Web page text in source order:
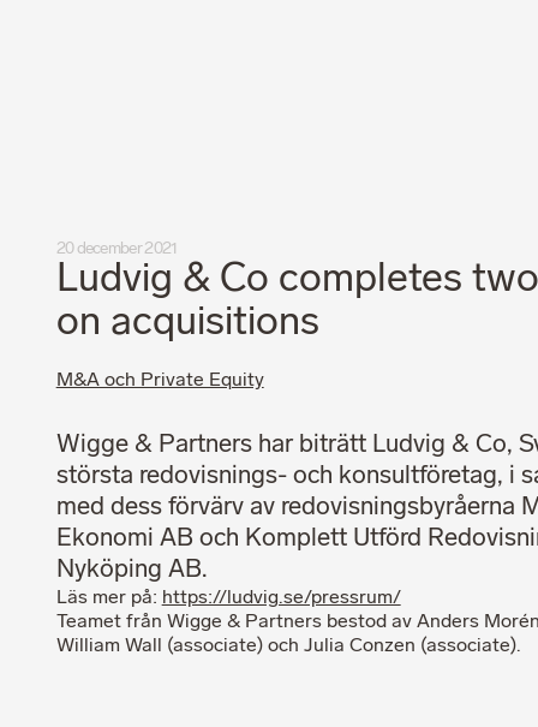
20 december 2021
Ludvig & Co completes
on acquisitions
M&A och Private Equity
Wigge & Partners har biträtt Ludvig & Co,
största redovisnings- och konsultföretag, i
med dess förvärv av redovisningsbyråerna
Ekonomi AB och Komplett Utförd
Nyköping AB.
Läs mer på: https://ludvig.se/pressrum/
Teamet från Wigge & Partners bestod av Anders
William Wall (associate) och Julia Conzen (associate).